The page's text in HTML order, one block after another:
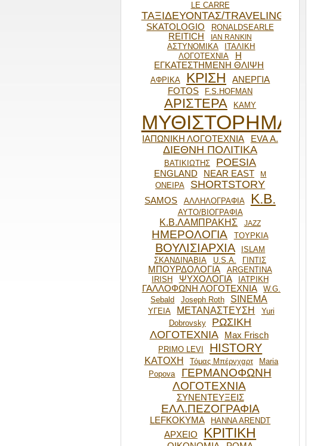
LE CARRE
ΤΑΞΙΔΕΥΟΝΤΑΣ/TRAVELING
SKATOLOGIO RONALDSEARLE
REITICH IAN RANKIN
ΑΣΤΥΝΟΜΙΚΑ
ΙΤΑΛΙΚΗ
ΛΟΓΟΤΕΧΝΙΑ
Η
ΕΓΚΑΤΕΣΤΗΜΕΝΗ ΘΛΙΨΗ
ΑΦΡΙΚΑ ΚΡΙΣΗ
ΑΝΕΡΓΙΑ
FOTOS
F.S.HOFMAN
ΑΡΙΣΤΕΡΑ ΚΑΜΥ
ΜΥΘΙΣΤΟΡΗΜΑ
ΙΑΠΩΝΙΚΗ ΛΟΓΟΤΕΧΝΙΑ EVA Α.
ΔΙΕΘΝΗ ΠΟΛΙΤΙΚΑ
ΒΑΤΙΚΙΩΤΗΣ POESIA
ENGLAND NEAR EAST Μ
ΟΝΕΙΡΑ SHORTSTORY
SAMOS ΑΛΛΗΛΟΓΡΑΦΙΑ Κ.Β.
ΑΥΤΟ/ΒΙΟΓΡΑΦΙΑ
Κ.Β.ΛΑΜΠΡΑΚΗΣ JAZZ
ΗΜΕΡΟΛΟΓΙΑ ΤΟΥΡΚΙΑ
ΒΟΥΛΙΣΙΑΡΧΙΑ
ISLAM
ΣΚΑΝΔΙΝΑΒΙΑ
U.S.A. ΓΙΝΤΙΣ
ΜΠΟΥΡΔΟΛΟΓΙΑ
ARGENTINA
IRISH
ΨΥΧΟΛΟΓΙΑ ΙΑΤΡΙΚΗ
ΓΑΛΛΟΦΩΝΗ ΛΟΓΟΤΕΧΝΙΑ
W.G.
Sebald
Joseph Roth SINEMA
ΥΓΕΙΑ ΜΕΤΑΝΑΣΤΕΥΣΗ
Yuri
Dobrovsky
ΡΩΣΙΚΗ
ΛΟΓΟΤΕΧΝΙΑ
Max Frisch
PRIMO LEVI HISTORY
ΚΑΤΟΧΗ Τόμας Μπέρνχαρτ
Maria
Popova
ΓΕΡΜΑΝΟΦΩΝΗ
ΛΟΓΟΤΕΧΝΙΑ
ΣΥΝΕΝΤΕΥΞΕΙΣ
ΕΛΛ.ΠΕΖΟΓΡΑΦΙΑ
LEFKOKYMA HANNA ARENDT
ΑΡΧΕΙΟ ΚΡΙΤΙΚΗ